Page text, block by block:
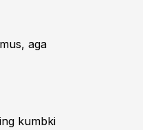
aga
kumbki